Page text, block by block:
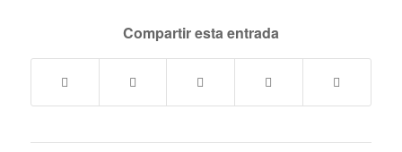
Compartir esta entrada